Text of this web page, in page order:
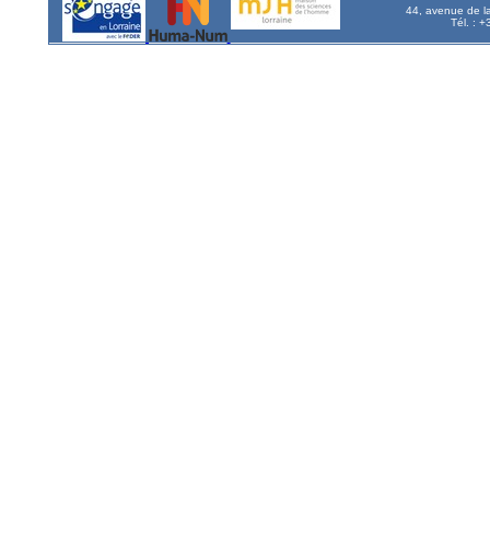
44, avenue de
Tél. :